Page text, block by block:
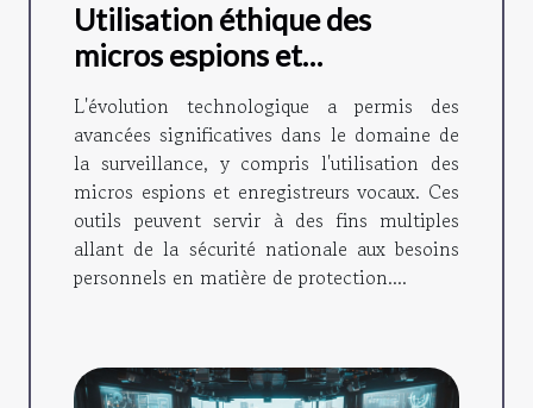
Utilisation éthique des
micros espions et
enregistreurs vocaux dans la
surveillance
L'évolution technologique a permis des
avancées significatives dans le domaine de
la surveillance, y compris l'utilisation des
micros espions et enregistreurs vocaux. Ces
outils peuvent servir à des fins multiples
allant de la sécurité nationale aux besoins
personnels en matière de protection....